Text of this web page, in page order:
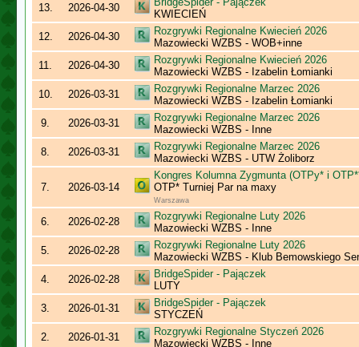
13.
2026-04-30
KWIECIEŃ
12.
2026-04-30
Rozgrywki Regionalne Kwiecień 2026
Mazowiecki WZBS - WOB+inne
11.
2026-04-30
Rozgrywki Regionalne Kwiecień 2026
Mazowiecki WZBS - Izabelin Łomianki
10.
2026-03-31
Rozgrywki Regionalne Marzec 2026
Mazowiecki WZBS - Izabelin Łomianki
9.
2026-03-31
Rozgrywki Regionalne Marzec 2026
Mazowiecki WZBS - Inne
8.
2026-03-31
Rozgrywki Regionalne Marzec 2026
Mazowiecki WZBS - UTW Żoliborz
7. 2026-03-14
Kongres Kolumna Zygmunta (OTPy* i
OTP* Turniej Par na maxy
Warszawa
6. 2026-02-28
Rozgrywki Regionalne Luty 2026
Mazowiecki WZBS - Inne
5.
2026-02-28
Rozgrywki Regionalne Luty 2026
Mazowiecki WZBS - Klub Bemowskiego
4.
2026-02-28
BridgeSpider - Pajączek
LUTY
3.
2026-01-31
BridgeSpider - Pajączek
STYCZEŃ
2.
2026-01-31
Rozgrywki Regionalne Styczeń 2026
Mazowiecki WZBS - Inne